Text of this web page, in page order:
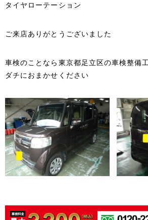
タイヤローテーション
ご来店ありがとうございました
車検のことなら東京都足立区の車検整備
ダチにおまかせください